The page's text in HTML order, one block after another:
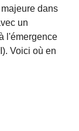
dans
un
l'émergence
Voici où en